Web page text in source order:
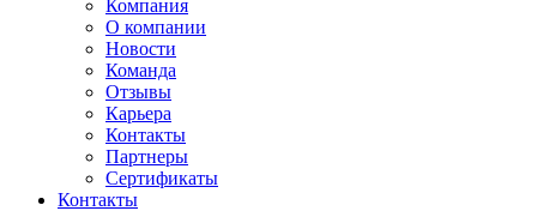
Компания
О компании
Новости
Команда
Отзывы
Карьера
Контакты
Партнеры
Сертификаты
Контакты